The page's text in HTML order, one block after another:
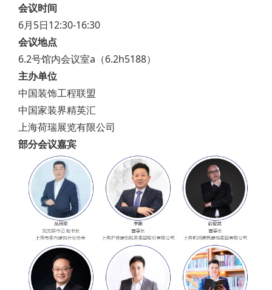
会议时间
6月5日12:30-16:30
会议地点
6.2号馆内会议室a（6.2h5188）
主办单位
中国装饰工程联盟
中国家装界精英汇
上海荷瑞展览有限公司
部分会议嘉宾